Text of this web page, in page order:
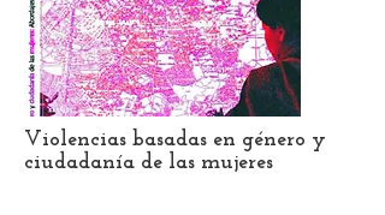
Violencias basadas en género y
ciudadanía de las mujeres